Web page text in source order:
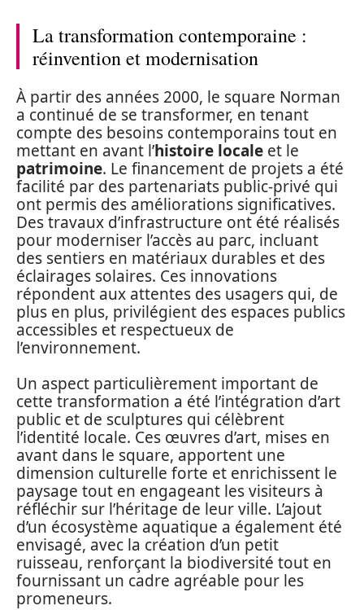
La transformation contemporaine :
réinvention et modernisation
À partir des années 2000, le square Norman
a continué de se transformer, en tenant
compte des besoins contemporains tout en
mettant en avant l’histoire locale et le
patrimoine. Le financement de projets a été
facilité par des partenariats public-privé qui
ont permis des améliorations significatives.
Des travaux d’infrastructure ont été réalisés
pour moderniser l’accès au parc, incluant
des sentiers en matériaux durables et des
éclairages solaires. Ces innovations
répondent aux attentes des usagers qui, de
plus en plus, privilégient des espaces publics
accessibles et respectueux de
l’environnement.
Un aspect particulièrement important de
cette transformation a été l’intégration d’art
public et de sculptures qui célèbrent
l’identité locale. Ces œuvres d’art, mises en
avant dans le square, apportent une
dimension culturelle forte et enrichissent le
paysage tout en engageant les visiteurs à
réfléchir sur l’héritage de leur ville. L’ajout
d’un écosystème aquatique a également été
envisagé, avec la création d’un petit
ruisseau, renforçant la biodiversité tout en
fournissant un cadre agréable pour les
promeneurs.